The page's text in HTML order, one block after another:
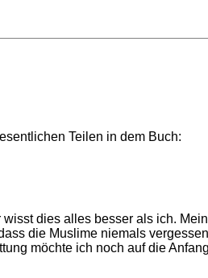
Teilen in dem Buch:
dies alles besser als ich.
die Muslime niemals
möchte ich noch auf die